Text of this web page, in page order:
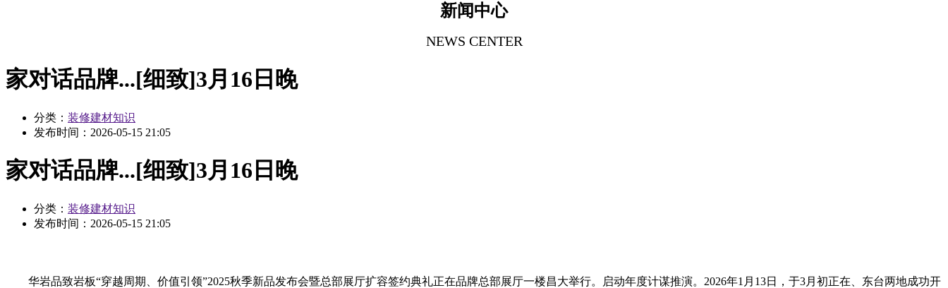
新闻中心
NEWS CENTER
家对话品牌...[细致]3月16日晚
分类： 装修建材知识
发布时间： 2026-05-15 21:05
家对话品牌...[细致]3月16日晚
分类： 装修建材知识
发布时间： 2026-05-15 21:05
华岩品致岩板“穿越周期、价值引领”2025秋季新品发布会暨总部展厅扩容签约典礼正在品牌总部展厅一楼昌大举行。启动年度计谋推演。2026年1月13日，于3月初正在、东台两地成功开